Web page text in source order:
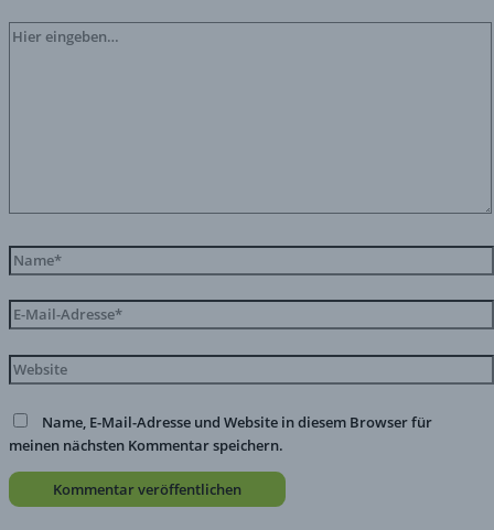
Name, E-Mail-Adresse und Website in diesem Browser für
meinen nächsten Kommentar speichern.